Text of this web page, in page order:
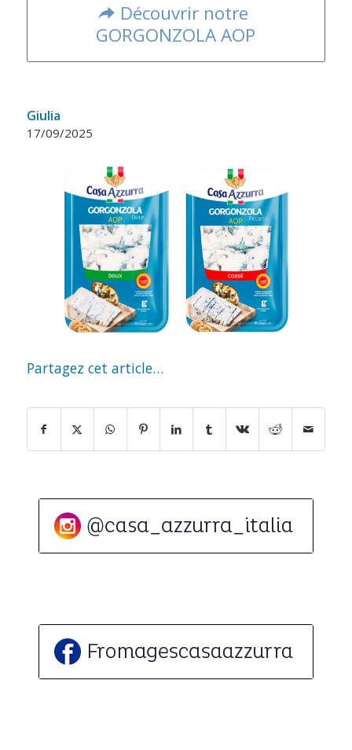
Découvrir notre
GORGONZOLA AOP
Giulia
17/09/2025
Partagez cet article…